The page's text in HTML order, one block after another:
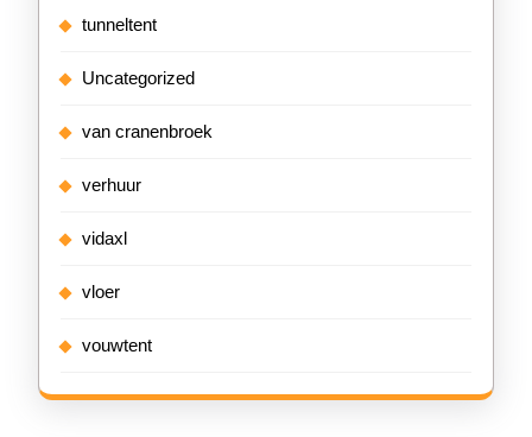
tunneltent
Uncategorized
van cranenbroek
verhuur
vidaxl
vloer
vouwtent